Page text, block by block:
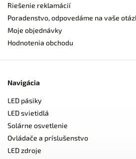
Riešenie reklamácií
Poradenstvo, odpovedáme na vaše
Moje objednávky
Hodnotenia obchodu
Navigácia
LED pásiky
LED svietidlá
Solárne osvetlenie
Ovládače a príslušenstvo
LED zdroje